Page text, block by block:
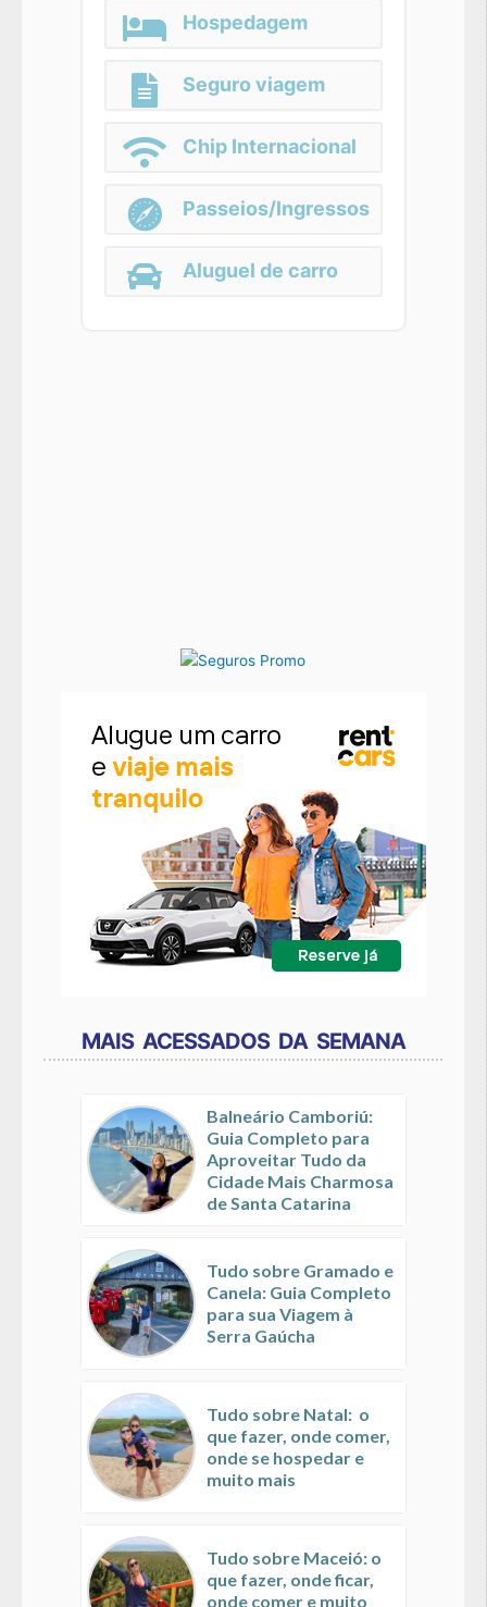
Hospedagem
Seguro viagem
Chip Internacional
Passeios/Ingressos
Aluguel de carro
MAIS ACESSADOS DA SEMANA
Balneário Camboriú:
Guia Completo para
Aproveitar Tudo da
Cidade Mais Charmosa
de Santa Catarina
Tudo sobre Gramado e
Canela: Guia Completo
para sua Viagem à
Serra Gaúcha
Tudo sobre Natal: o
que fazer, onde comer,
onde se hospedar e
muito mais
Tudo sobre Maceió: o
que fazer, onde ficar,
onde comer e muito